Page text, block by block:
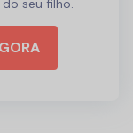
seu filho.